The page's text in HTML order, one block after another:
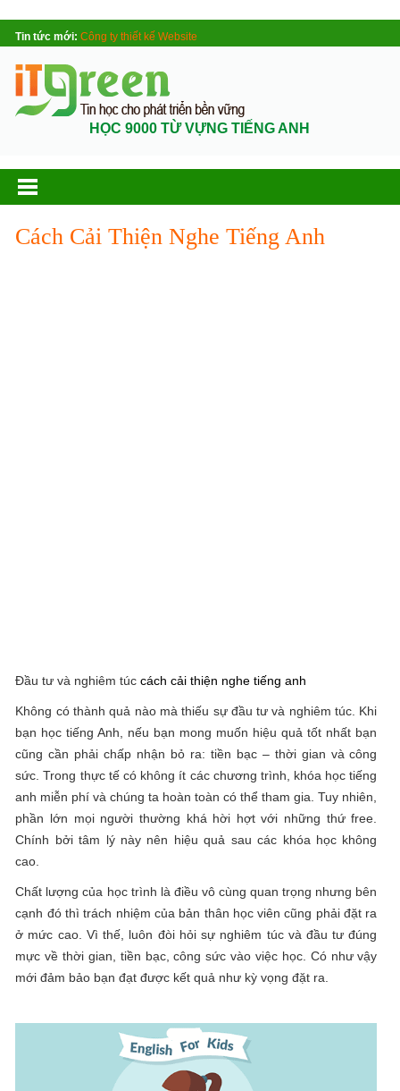
Tin tức mới: Công ty thiết kế Website
HỌC 9000 TỪ VỰNG TIẾNG ANH
Cách Cải Thiện Nghe Tiếng Anh
Đầu tư và nghiêm túccách cải thiện nghe tiếng anh
Không có thành quả nào mà thiếu sự đầu tư và nghiêm túc. Khi
bạn học tiếng Anh, nếu bạn mong muốn hiệu quả tốt nhất bạn
cũng cần phải chấp nhận bỏ ra: tiền bạc – thời gian và công
sức. Trong thực tế có không ít các chương trình, khóa học tiếng
anh miễn phí và chúng ta hoàn toàn có thể tham gia. Tuy nhiên,
phần lớn mọi người thường khá hời hợt với những thứ free.
Chính bởi tâm lý này nên hiệu quả sau các khóa học không
cao.
Chất lượng của học trình là điều vô cùng quan trọng nhưng bên
cạnh đó thì trách nhiệm của bản thân học viên cũng phải đặt ra
ở mức cao. Vì thế, luôn đòi hỏi sự nghiêm túc và đầu tư đúng
mực về thời gian, tiền bạc, công sức vào việc học. Có như vậy
mới đảm bảo bạn đạt được kết quả như kỳ vọng đặt ra.